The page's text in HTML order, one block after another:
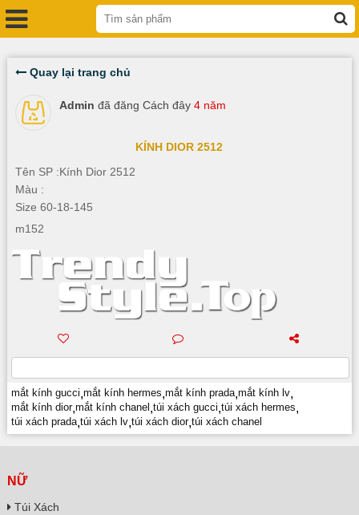
Quay lại trang chủ
Admin đã đăng Cách đây 4 năm
KÍNH DIOR 2512
Tên SP :Kính Dior 2512
Màu :
Size 60-18-145
m152
mắt kính gucci,mắt kính hermes,mắt kính prada,mắt kính lv,
mắt kính dior,mắt kính chanel ,túi xách gucci,túi xách hermes,
túi xách prada,túi xách lv,túi xách dior,túi xách chanel
NỮ
Túi Xách